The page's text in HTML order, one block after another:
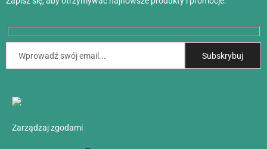
Zarządzaj zgodami